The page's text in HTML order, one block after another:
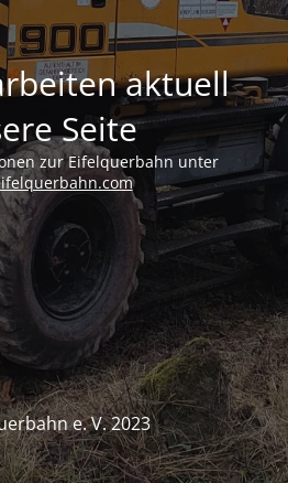
aktuell
Seite
zur Eifelquerbahn unter
e. V. 2023